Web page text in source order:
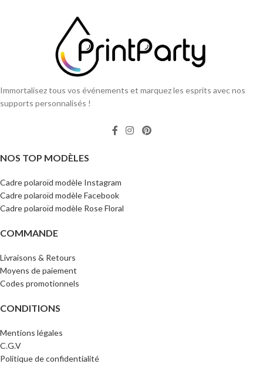
Immortalisez tous vos événements et marquez les esprits avec nos
supports personnalisés !
NOS TOP MODÈLES
Cadre polaroïd modèle Instagram
Cadre polaroïd modèle Facebook
Cadre polaroïd modèle Rose Floral
COMMANDE
Livraisons & Retours
Moyens de paiement
Codes promotionnels
CONDITIONS
Mentions légales
C.G.V
Politique de confidentialité